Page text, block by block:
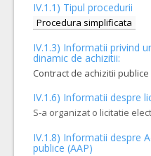
IV.1.1) Tipul procedurii
Procedura simplificata
IV.1.3) Informatii privind
dinamic de achizitii:
Contract de achizitii publice
IV.1.6) Informatii despre
S-a organizat o licitatie
IV.1.8) Informatii despre
publice (AAP)